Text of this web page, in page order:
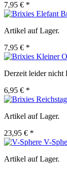
7,95 € *
Artikel auf Lager.
7,95 € *
Derzeit leider nicht
6,95 € *
Artikel auf Lager.
23,95 € *
V-
Artikel auf Lager.